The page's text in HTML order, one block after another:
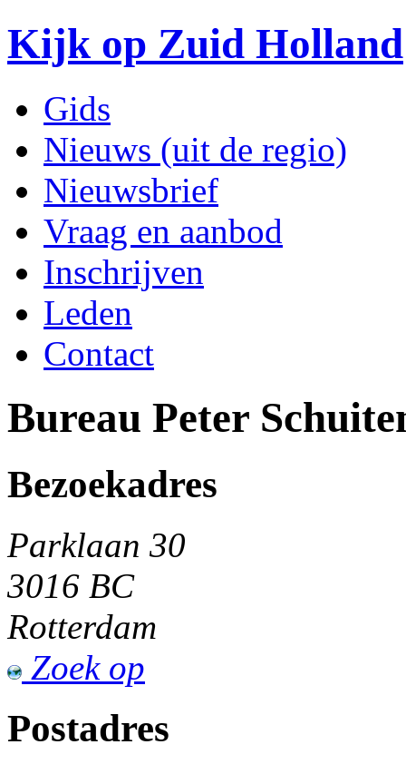
Kijk op Zuid Holland
Gids
Nieuws (uit de regio)
Nieuwsbrief
Vraag en aanbod
Inschrijven
Leden
Contact
Bureau Peter
Bezoekadres
Parklaan 30
3016 BC
Rotterdam
Zoek op
Postadres